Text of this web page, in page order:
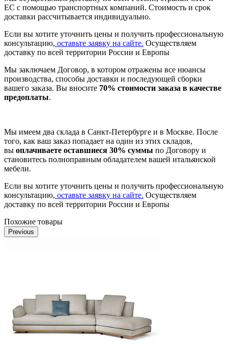
ЕС с помощью транспортных компаний. Стоимость и срок
доставки рассчитывается индивидуально.
Если вы хотите уточнить цены и получить профессиональную
консультацию, оставьте заявку на сайте. Осуществляем
доставку по всей территории России и Европы
Мы заключаем Договор, в котором отражены все нюансы
производства, способы доставки и последующей сборки
вашего заказа. Вы вносите 70% стоимости заказа в качестве
предоплаты.
Мы имеем два склада в Санкт-Петербурге и в Москве. После
того, как ваш заказ попадает на один из этих складов,
вы оплачиваете оставшиеся 30% суммы по Договору и
становитесь полноправным обладателем вашей итальянской
мебели.
Если вы хотите уточнить цены и получить профессиональную
консультацию, оставьте заявку на сайте. Осуществляем
доставку по всей территории России и Европы
Похожие товары
Previous